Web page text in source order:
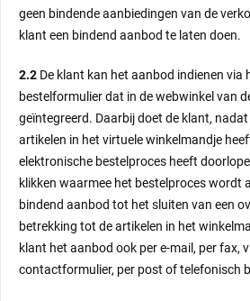
geen bindende aanbiedingen van de
klant een bindend aanbod te laten doen.
2.2 De klant kan het aanbod indienen via
bestelformulier dat in de webwinkel van
geïntegreerd. Daarbij doet de klant,
artikelen in het virtuele winkelmandje
elektronische bestelproces heeft
klikken waarmee het bestelproces wordt
bindend aanbod tot het sluiten van een
betrekking tot de artikelen in het
klant het aanbod ook per e-mail, per fax,
contactformulier, per post of telefonisch